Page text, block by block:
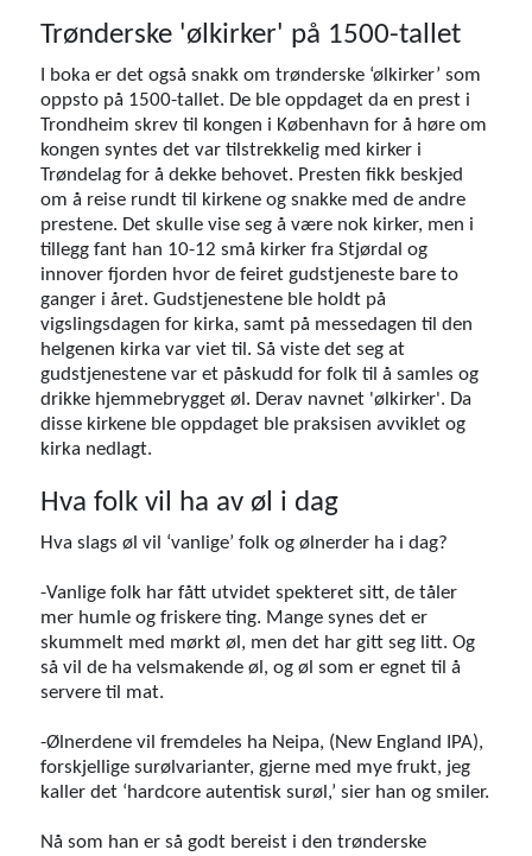
Trønderske 'ølkirker' på 1500-tallet
I boka er det også snakk om trønderske ‘ølkirker’ som
oppsto på 1500-tallet. De ble oppdaget da en prest i
Trondheim skrev til kongen i København for å høre om
kongen syntes det var tilstrekkelig med kirker i
Trøndelag for å dekke behovet. Presten fikk beskjed
om å reise rundt til kirkene og snakke med de andre
prestene. Det skulle vise seg å være nok kirker, men i
tillegg fant han 10-12 små kirker fra Stjørdal og
innover fjorden hvor de feiret gudstjeneste bare to
ganger i året. Gudstjenestene ble holdt på
vigslingsdagen for kirka, samt på messedagen til den
helgenen kirka var viet til. Så viste det seg at
gudstjenestene var et påskudd for folk til å samles og
drikke hjemmebrygget øl. Derav navnet 'ølkirker'. Da
disse kirkene ble oppdaget ble praksisen avviklet og
kirka nedlagt.
Hva folk vil ha av øl i dag
Hva slags øl vil ‘vanlige’ folk og ølnerder ha i dag?
-Vanlige folk har fått utvidet spekteret sitt, de tåler
mer humle og friskere ting. Mange synes det er
skummelt med mørkt øl, men det har gitt seg litt. Og
så vil de ha velsmakende øl, og øl som er egnet til å
servere til mat.
-Ølnerdene vil fremdeles ha Neipa, (New England IPA),
forskjellige surølvarianter, gjerne med mye frukt, jeg
kaller det ‘hardcore autentisk surøl,’ sier han og smiler.
Nå som han er så godt bereist i den trønderske